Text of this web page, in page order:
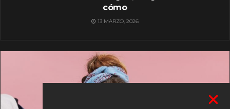
cómo
13 MARZO, 2026